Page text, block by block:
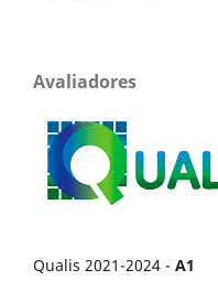
Avaliadores
Qualis 2021-2024 - A1